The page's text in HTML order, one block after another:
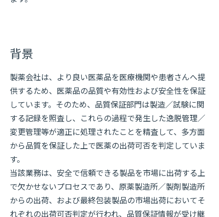
背景
製薬会社は、より良い医薬品を医療機関や患者さんへ提
供するため、医薬品の品質や有効性および安全性を保証
しています。そのため、品質保証部門は製造／試験に関
する記録を照査し、これらの過程で発生した逸脱管理／
変更管理等が適正に処理されたことを精査して、多方面
から品質を保証した上で医薬の出荷可否を判定していま
す。
当該業務は、安全で信頼できる製品を市場に出荷する上
で欠かせないプロセスであり、原薬製造所／製剤製造所
からの出荷、および最終包装製品の市場出荷においてそ
れぞれの出荷可否判定が行われ、品質保証情報が受け継